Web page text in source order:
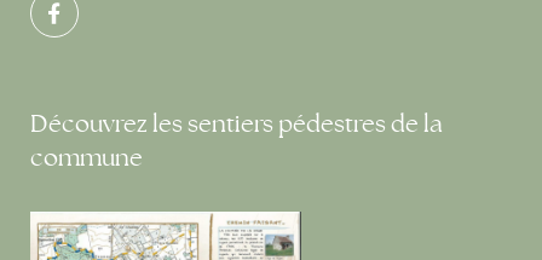
Découvrez les sentiers pédestres de la
commune